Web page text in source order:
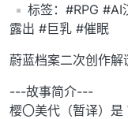
标签：#RPG
露出 #巨乳 #催眠
蔚蓝档案二次创作解
---故事简介---
樱〇美代（暂译）